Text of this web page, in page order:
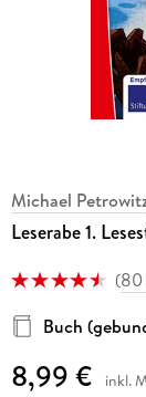
Michael
Leserabe 1.
(80
Buch
8,99 € inkl.